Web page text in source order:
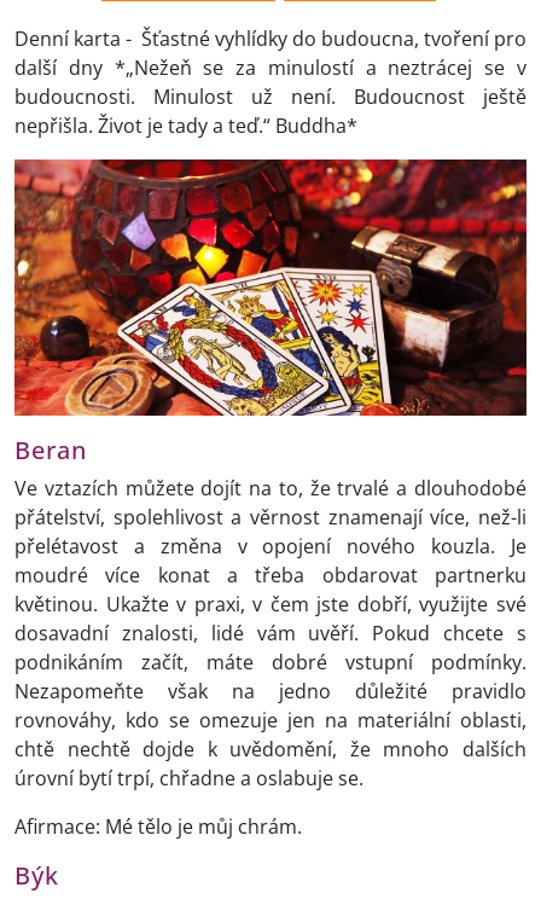
Denní karta - Šťastné vyhlídky do budoucna, tvoření pro
další dny *„Nežeň se za minulostí a neztrácej se v
budoucnosti. Minulost už není. Budoucnost ještě
nepřišla. Život je tady a teď.“ Buddha*
Beran
Ve vztazích můžete dojít na to, že trvalé a dlouhodobé
přátelství, spolehlivost a věrnost znamenají více, než-li
přelétavost a změna v opojení nového kouzla. Je
moudré více konat a třeba obdarovat partnerku
květinou. Ukažte v praxi, v čem jste dobří, využijte své
dosavadní znalosti, lidé vám uvěří. Pokud chcete s
podnikáním začít, máte dobré vstupní podmínky.
Nezapomeňte však na jedno důležité pravidlo
rovnováhy, kdo se omezuje jen na materiální oblasti,
chtě nechtě dojde k uvědomění, že mnoho dalších
úrovní bytí trpí, chřadne a oslabuje se.
Afirmace: Mé tělo je můj chrám.
Býk